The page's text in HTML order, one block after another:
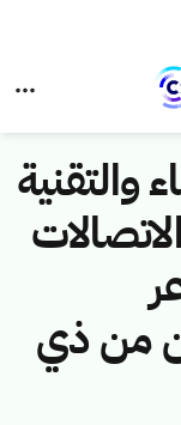
والتقنية
من ذي